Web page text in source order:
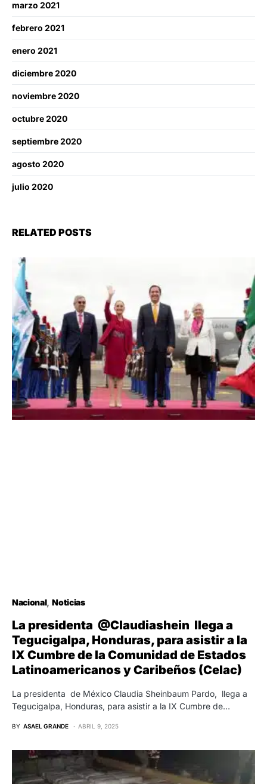
marzo 2021
febrero 2021
enero 2021
diciembre 2020
noviembre 2020
octubre 2020
septiembre 2020
agosto 2020
julio 2020
RELATED POSTS
Nacional Noticias
La presidenta @Claudiashein llega a
Tegucigalpa, Honduras, para asistir a la
IX Cumbre de la Comunidad de Estados
Latinoamericanos y Caribeños (Celac)
La presidenta de México Claudia Sheinbaum Pardo, llega a
Tegucigalpa, Honduras, para asistir a la IX Cumbre de…
BY ASAEL GRANDE ABRIL 9, 2025